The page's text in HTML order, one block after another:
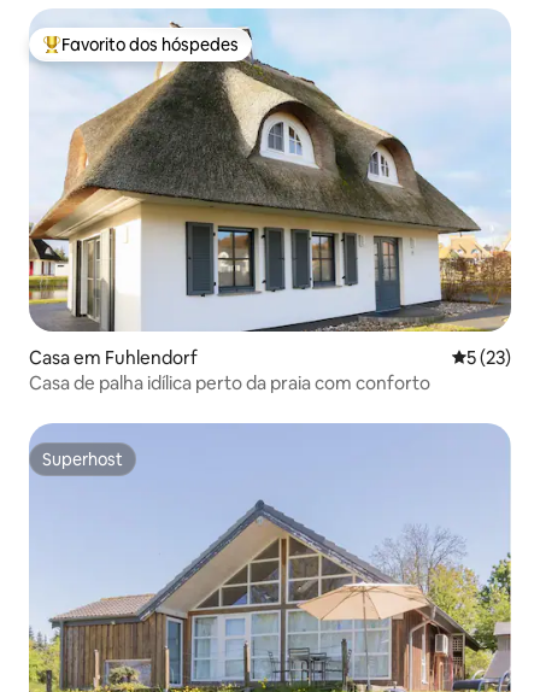
Favoritos dos hóspedes mais apreciados
Favorito dos hóspedes
Casa em Fuhlendorf
5 (23)
Casa de palha idílica perto da praia com conforto
Superhost
Superhost